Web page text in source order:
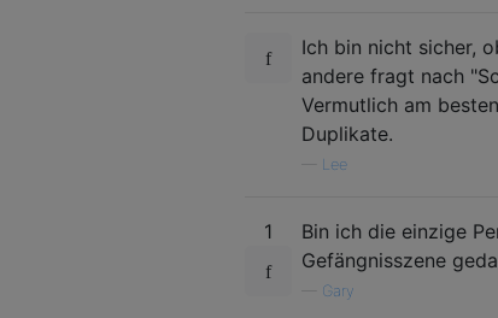
Ich bin nicht sicher,
andere fragt nach
Vermutlich am
Duplikate.
Lee
1
Bin ich die einzige
Gefängnisszene
Gary